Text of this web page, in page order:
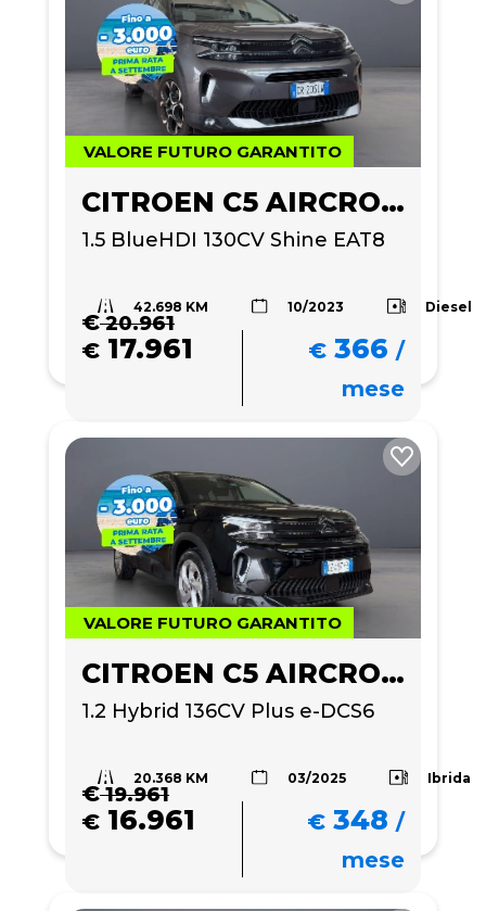
VALORE FUTURO GARANTITO
CITROEN C5 AIRCROSS
1.5 BlueHDI 130CV Shine EAT8
42.698 KM 10/2023 Diesel
€20.961
€ 17.961 € 366 /
mese
VALORE FUTURO GARANTITO
CITROEN C5 AIRCROSS
1.2 Hybrid 136CV Plus e-DCS6
20.368 KM 03/2025 Ibrida
€19.961
€ 16.961 € 348 /
mese